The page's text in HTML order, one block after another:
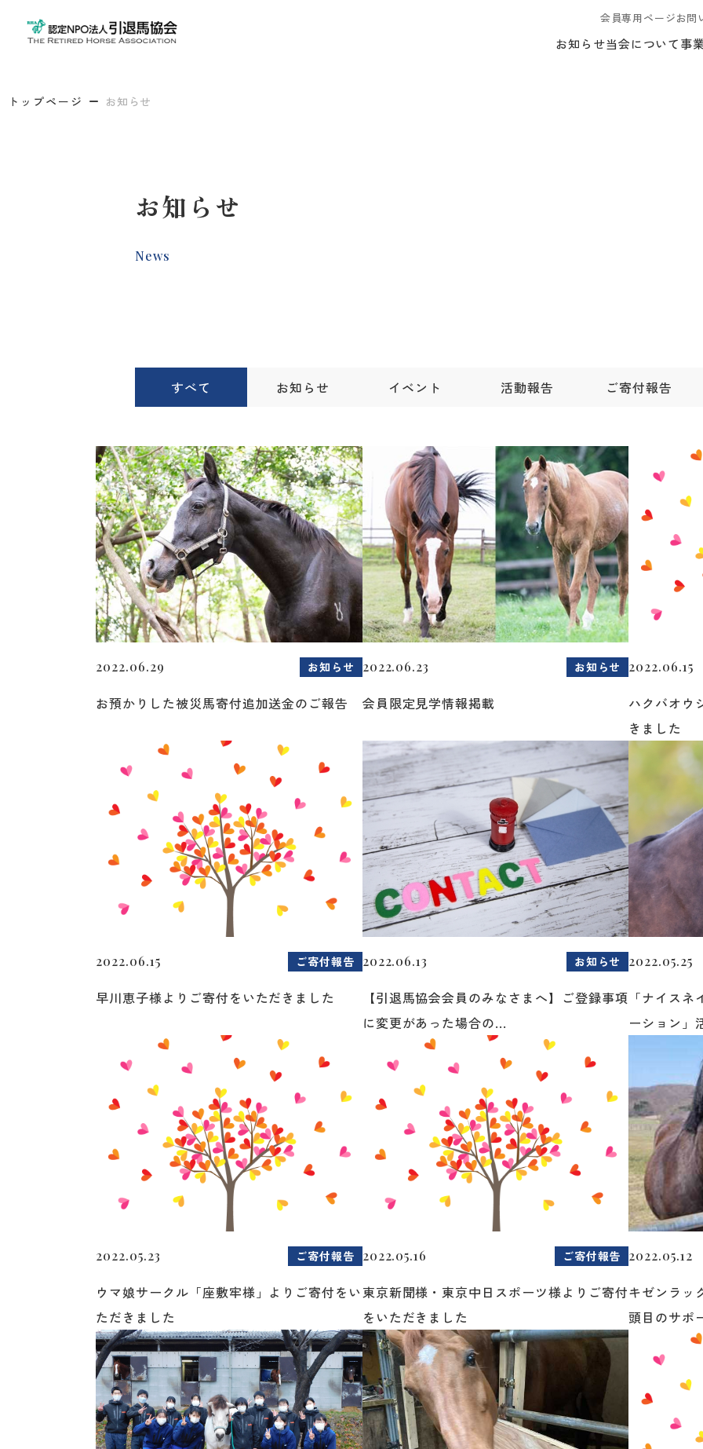
会員専用ページお問
お知らせ当会について事
トップページ お知らせ
お知らせ
News
すべて お知らせ イベント 活動報告 ご寄付報告
2022.06.29 お知らせ
お預かりした被災馬寄付追加送金のご報告
2022.06.23 お知らせ
会員限定見学情報掲載
2022.06.15
ハクバオウ
きました
2022.06.15 ご寄付報告
早川恵子様よりご寄付をいただきました
2022.06.13 お知らせ
【引退馬協会会員のみなさまへ】ご登録事項
に変更があった場合の...
2022.05.25
「ナイス
ーション」
2022.05.23 ご寄付報告
ウマ娘サークル「座敷牢様」よりご寄付をい
ただきました
2022.05.16 ご寄付報告
東京新聞様・東京中日スポーツ様よりご寄付
をいただきました
2022.05.12
キゼンラッ
頭目のサポ